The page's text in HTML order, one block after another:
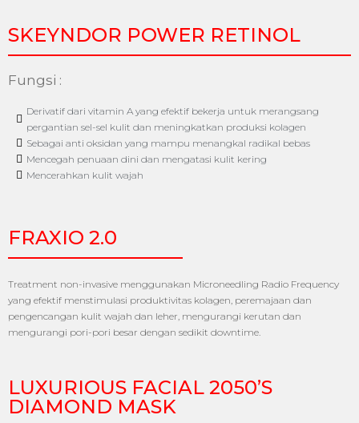
SKEYNDOR POWER RETINOL
Fungsi :
Derivatif dari vitamin A yang efektif bekerja untuk merangsang
pergantian sel-sel kulit dan meningkatkan produksi kolagen
Sebagai anti oksidan yang mampu menangkal radikal bebas
Mencegah penuaan dini dan mengatasi kulit kering
Mencerahkan kulit wajah
FRAXIO 2.0
Treatment non-invasive menggunakan Microneedling Radio Frequency
yang efektif menstimulasi produktivitas kolagen, peremajaan dan
pengencangan kulit wajah dan leher, mengurangi kerutan dan
mengurangi pori-pori besar dengan sedikit downtime.
LUXURIOUS FACIAL 2050’S
DIAMOND MASK